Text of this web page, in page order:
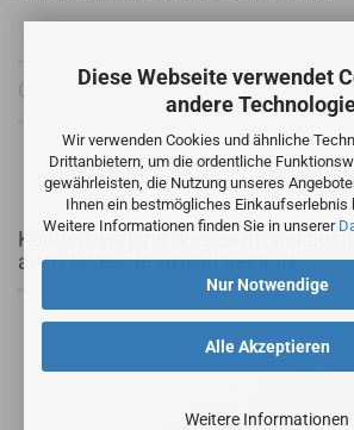
Diese Webseite verwendet
andere
Wir verwenden Cookies und ähnliche
Drittanbietern, um die ordentliche
gewährleisten, die Nutzung unseres
Ihnen ein bestmögliches Einkaufserlebnis
Weitere Informationen finden Sie in unserer
Alle Akzeptieren
Nur Notwendige
Weitere Informationen
Größentabelle
Kunden, welche diesen Artikel
auch folgende Artikel gekauft: